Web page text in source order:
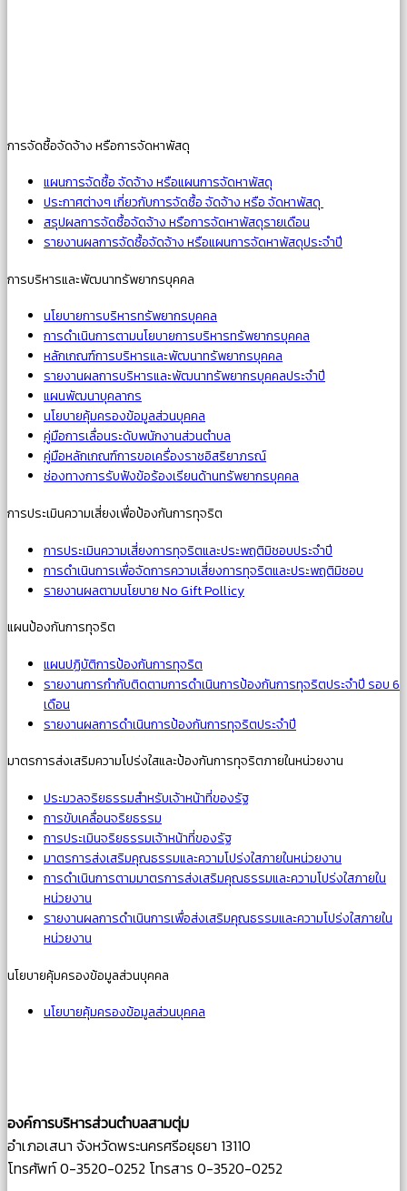
การจัดซื้อจัดจ้าง หรือการจัดหาพัสดุ
แผนการจัดซื้อ จัดจ้าง หรือแผนการจัดหาพัสดุ
ประกาศต่างๆ เกี่ยวกับการจัดซื้อ จัดจ้าง หรือ จัดหาพัสดุ
สรุปผลการจัดซื้อจัดจ้าง หรือการจัดหาพัสดุรายเดือน
รายงานผลการจัดซื้อจัดจ้าง หรือแผนการจัดหาพัสดุประจำปี
การบริหารและพัฒนาทรัพยากรบุคคล
นโยบายการบริหารทรัพยากรบุคคล
การดำเนินการตามนโยบายการบริหารทรัพยากรบุคคล
หลักเกณฑ์การบริหารและพัฒนาทรัพยากรบุคคล
รายงานผลการบริหารและพัฒนาทรัพยากรบุคคลประจำปี
แผนพัฒนาบุคลากร
นโยบายคุ้มครองข้อมูลส่วนบุคคล
คู่มือการเลื่อนระดับพนักงานส่วนตำบล
คู่มือหลักเกณฑ์การขอเครื่องราชอิสริยาภรณ์
ช่องทางการรับฟังข้อร้องเรียนด้านทรัพยากรบุคคล
การประเมินความเสี่ยงเพื่อป้องกันการทุจริต
การประเมินความเสี่ยงการทุจริตและประพฤติมิชอบประจำปี
การดำเนินการเพื่อจัดการความเสี่ยงการทุจริตและประพฤติมิชอบ
รายงานผลตามนโยบาย No Gift Pollicy
แผนป้องกันการทุจริต
แผนปฏิบัติการป้องกันการทุจริต
รายงานการกำกับติดตามการดำเนินการป้องกันการทุจริตประจำปี รอบ 6
เดือน
รายงานผลการดำเนินการป้องกันการทุจริตประจำปี
มาตรการส่งเสริมความโปร่งใสและป้องกันการทุจริตภายในหน่วยงาน
ประมวลจริยธรรมสำหรับเจ้าหน้าที่ของรัฐ
การขับเคลื่อนจริยธรรม
การประเมินจริยธรรมเจ้าหน้าที่ของรัฐ
มาตรการส่งเสริมคุณธรรมและความโปร่งใสภายในหน่วยงาน
การดำเนินการตามมาตรการส่งเสริมคุณธรรมและความโปร่งใสภายใน
หน่วยงาน
รายงานผลการดำเนินการเพื่อส่งเสริมคุณธรรมและความโปร่งใสภายใน
หน่วยงาน
นโยบายคุ้มครองข้อมูลส่วนบุคคล
นโยบายคุ้มครองข้อมูลส่วนบุคคล
องค์การบริหารส่วนตำบลสามตุ่ม
อำเภอเสนา จังหวัดพระนครศรีอยุธยา 13110
โทรศัพท์ 0-3520-0252 โทรสาร 0-3520-0252